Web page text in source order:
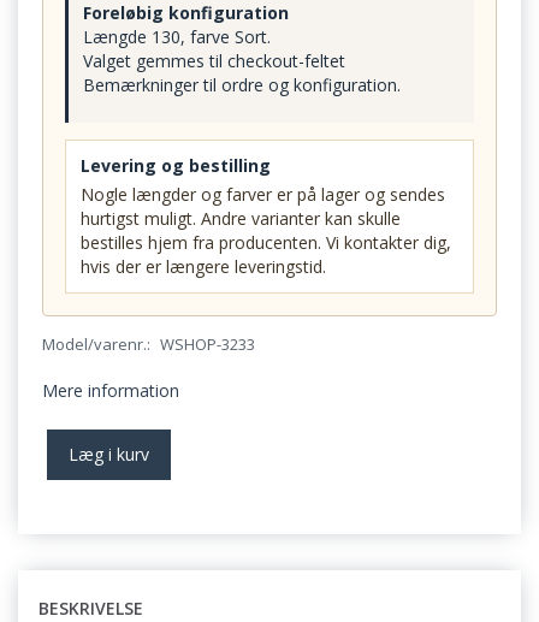
Foreløbig konfiguration
Længde 130, farve Sort.
Valget gemmes til checkout-feltet
Bemærkninger til ordre og konfiguration.
Levering og bestilling
Nogle længder og farver er på lager og sendes
hurtigst muligt. Andre varianter kan skulle
bestilles hjem fra producenten. Vi kontakter dig,
hvis der er længere leveringstid.
Model/varenr.: WSHOP-3233
Mere information
Læg i kurv
BESKRIVELSE